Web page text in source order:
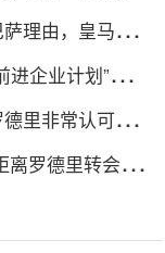
理由，皇马对此
企业计划”提案
里非常认可并选
罗德里转会完